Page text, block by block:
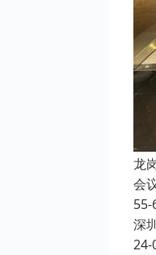
龙
会
深
24-